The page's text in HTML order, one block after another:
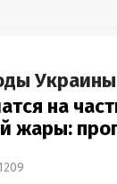
на
жары: